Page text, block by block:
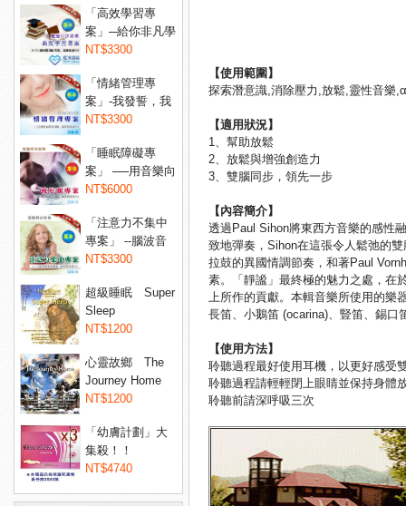
「高效學習專
案」─給你非凡學
習力！...
NT$3300
「情緒管理專
案」-我發誓，我
不會亂...
NT$3300
「睡眠障礙專
案」 ──用音樂向
睡眠...
NT$6000
「注意力不集中
專案」 --腦波音
樂專...
NT$3300
超級睡眠 Super
Sleep
NT$1200
心靈故鄉 The
Journey Home
NT$1200
「幼膚計劃」大
集殺！！
Dermaxyl@ 菲...
NT$4740
【使用範圍】
探索潛意識,消除壓力,放鬆,靈性音樂
【適用狀況】
1、幫助放鬆
2、放鬆與增強創造力
3、雙腦同步，領先一步
【內容簡介】
透過Paul Sihon將東西方音樂的感性
致地彈奏，Sihon在這張令人鬆弛的
拉鼓的異國情調節奏，和著Paul
素。「靜謐」最終極的魅力之處，在
上所作的貢獻。本輯音樂所使用的樂
長笛、小鵝笛 (ocarina)、豎笛、錫口
【使用方法】
聆聽過程最好使用耳機，以更好感受
聆聽過程請輕輕閉上眼睛並保持身體
聆聽前請深呼吸三次